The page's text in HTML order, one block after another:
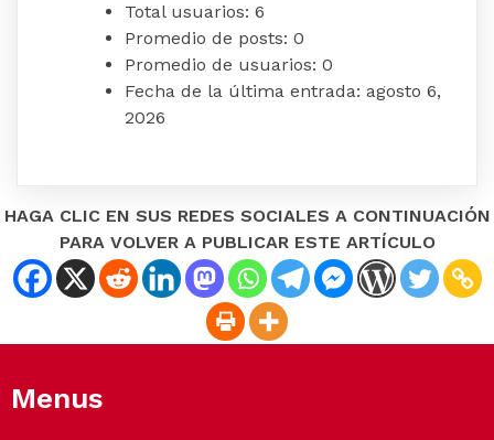
Total usuarios: 6
Promedio de posts: 0
Promedio de usuarios: 0
Fecha de la última entrada: agosto 6,
2026
HAGA CLIC EN SUS REDES SOCIALES A CONTINUACIÓN
PARA VOLVER A PUBLICAR ESTE ARTÍCULO
Menus